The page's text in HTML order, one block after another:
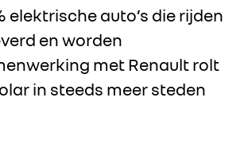
auto’s die rijden
en worden
met Renault rolt
in steeds meer steden